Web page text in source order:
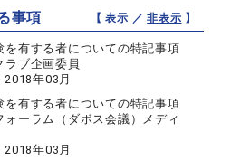
事項 【 表示 ／非表示 】
を有する者についての特記事項
ラブ企画委員
年03月
を有する者についての特記事項
ォーラム（ダボス会議）メディ
年03月